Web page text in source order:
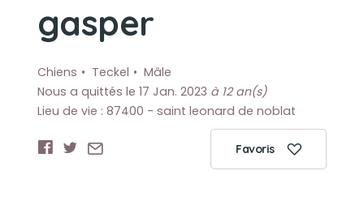
gasper
Chiens Teckel
Mâle
Nous a quittés le 17 Jan. 2023 à 12 an(s)
Lieu de vie : 87400 - saint leonard de noblat
Favoris